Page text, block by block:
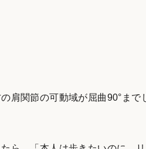
肩関節の可動域が屈曲90°まで